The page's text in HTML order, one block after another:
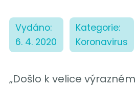
Vydáno:
6. 4. 2020
Kategorie:
Koronavirus
„Došlo k velice